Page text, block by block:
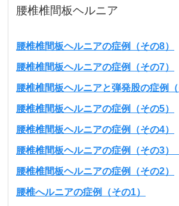
腰椎椎間板ヘルニア
腰椎椎間板ヘルニアの症例（その8）
腰椎椎間板ヘルニアの症例（その7）
腰椎椎間板ヘルニアと弾発股の症例（
腰椎椎間板ヘルニアの症例（その5）
腰椎椎間板ヘルニアの症例（その4）
腰椎椎間板ヘルニアの症例（その3）
腰椎椎間板ヘルニアの症例（その2）
腰椎へルニアの症例（その1）